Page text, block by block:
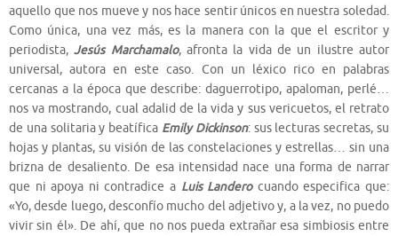
aquello que nos mueve y nos hace sentir únicos en nuestra soledad.
Como única, una vez más, es la manera con la que el escritor y
periodista,Jesús Marchamalo, afronta la vida de un ilustre autor
universal, autora en este caso. Con un léxico rico en palabras
cercanas a la época que describe: daguerrotipo, apaloman, perlé…
nos va mostrando, cual adalid de la vida y sus vericuetos, el retrato
de una solitaria y beatífica Emily Dickinson: sus lecturas secretas, su
hojas y plantas, su visión de las constelaciones y estrellas… sin una
brizna de desaliento. De esa intensidad nace una forma de narrar
que ni apoya ni contradice a Luis Landerocuando especifica que:
«Yo, desde luego, desconfío mucho del adjetivo y, a la vez, no puedo
vivir sin él». De ahí, que no nos pueda extrañar esa simbiosis entre